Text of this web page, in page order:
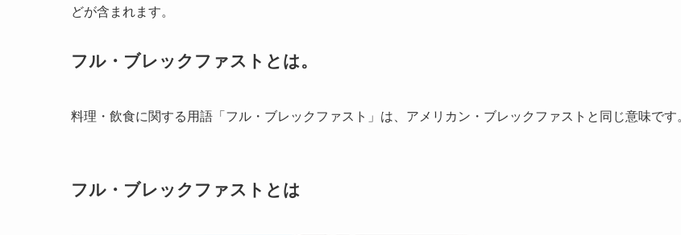
どが含まれます。
フル・ブレックファストとは。
料理・飲食に関する用語「フル・ブレックファスト」は、アメリカン・ブレックファストと同じ意味です
フル・ブレックファストとは